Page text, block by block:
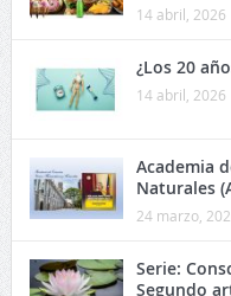
14 abril, 2026
¿Los 20
14 abril, 2026
Academia
Naturales
24 marzo,
Serie:
Segundo